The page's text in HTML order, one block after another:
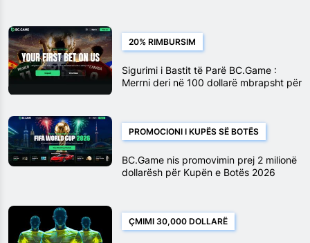
20% RIMBURSIM
Sigurimi i Bastit të Parë BC.Game :
Merrni deri në 100 dollarë mbrapsht për
PROMOCIONI I KUPËS SË BOTËS
BC.Game nis promovimin prej 2 milionë
dollarësh për Kupën e Botës 2026
ÇMIMI 30,000 DOLLARË